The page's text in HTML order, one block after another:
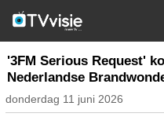
radio nederland
'3FM Serious Request'
Nederlandse
donderdag 11 juni 2026